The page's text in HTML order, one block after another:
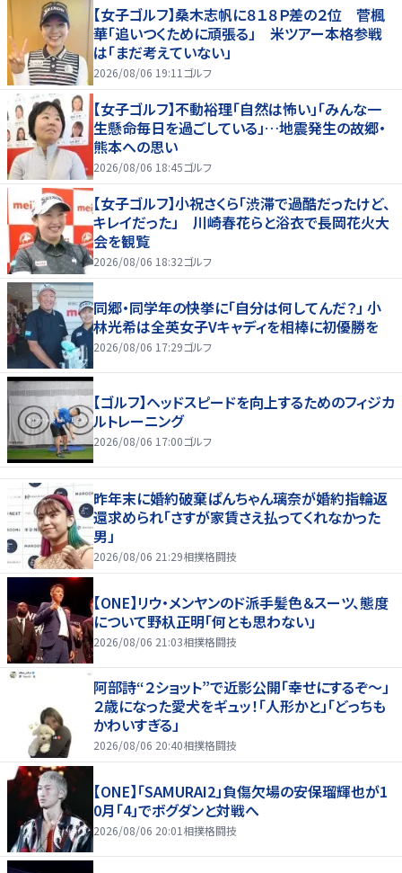
【女子ゴルフ】桑木志帆に８１８Ｐ差の２位 菅楓
華「追いつくために頑張る」 米ツアー本格参戦
は「まだ考えていない」
2026/08/06 19:11 ゴルフ
【女子ゴルフ】不動裕理「自然は怖い」「みんな一
生懸命毎日を過ごしている」…地震発生の故郷・
熊本への思い
2026/08/06 18:45ゴルフ
【女子ゴルフ】小祝さくら「渋滞で過酷だったけど、
キレイだった」 川崎春花らと浴衣で長岡花火大
会を観覧
2026/08/06 18:32ゴルフ
同郷・同学年の快挙に「自分は何してんだ？」 小
林光希は全英女子Vキャディを相棒に初優勝を
2026/08/06 17:29ゴルフ
【ゴルフ】ヘッドスピードを向上するためのフィジカ
ルトレーニング
2026/08/06 17:00ゴルフ
昨年末に婚約破棄ぱんちゃん璃奈が婚約指輪返
還求められ「さすが家賃さえ払ってくれなかった
男」
2026/08/06 21:29相撲格闘技
【ONE】リウ・メンヤンのド派手髪色＆スーツ、態度
について野杁正明「何とも思わない」
2026/08/06 21:03相撲格闘技
阿部詩“２ショット”で近影公開「幸せにするぞ〜」
２歳になった愛犬をギュッ！「人形かと」「どっちも
かわいすぎる」
2026/08/06 20:40相撲格闘技
【ONE】「SAMURAI2」負傷欠場の安保瑠輝也が1
0月「4」でボグダンと対戦へ
2026/08/06 20:01 相撲格闘技